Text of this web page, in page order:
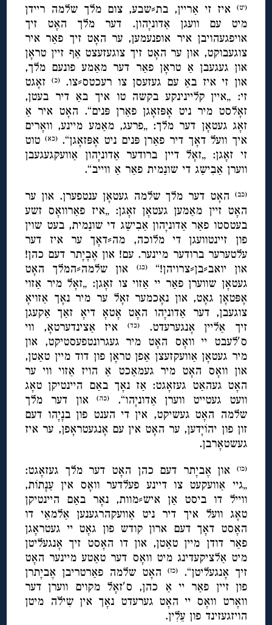
(יט)
איז זי אַריין, בת⸗שבע, צום מלך שלמה ריידן
מיט עם וועגן אַדוניָהון. דער מלך האָט זיך
אויפגעהויבן איר אופנעמען, ער האָט זיך פאַר איר
צוגעבוקט, און ער האָט זיך צוגעזעצט אַף זיין טראָן
און געגעבן אַ טראָן פאַר דער מאַמע פונעם מלך,
און זי איז באַ עם געזעסן צו רעכטס⸗צו.(כ)
זאָגט
זי: „איין קליינינקע בקשה טו איך באַ דיר בעטן,
זאָלסט מיר ניט אָפּזאָגן פאַרן פּנים“. האָט איר אַ
זאָג געטאָן דער מלך: „פרעג, מאַמע מיינע, וואָרים
איך וועל דאָך דיר פאַרן פּנים ניט אָפּזאָגן“.(כא) טוט
זי זאָגן: „זאָל דיין ברודער אַדוניָהון אַוועקגעגעבן
ווערן אַבִישַג די שונַמית פאַר אַ ווייב“.
(כב) האָט דער מלך שלמה געטאָן ענטפערן. און ער
האָט זיין מאַמען געטאָן זאָגן: „איז פאַרוואָס זשע
בעטסטו פאַר אַדוניָהון אַבִישַג די שונַמית, בעט שוין
פון זיינטוועגן די מלוכה, מה⸗דאָך ער איז דער
עלטערער ברודער מיינער. עם! און אֶבָיָתר דעם כהן!
און יואב⸗בן⸗צרויהן!“(כג)
און שלמה⸗המלך האָט
געטאָן שווערן פאַר יי אַזוי צו זאָגן: „זאָל מיר אַזוי
אָפּטאָן גאָט, און נאָכמער זאָל ער מיר נאָך אַזויאָ
צוגעבן, דער אַדוניָהו האָט אָטאָ דיאָ זאַך אַקעגן
זיך אַליין אָנגערעדט.
(כד)
איז אַצינדערטאָ, ווי
ס′לעבט יי וואָס האָט מיר געגרונטפעסטיקט, און
מיר געטאָן אַוועקזעצן אַפן טראָן פון דוד מיין טאַטן,
און וואָס האָט מיר געמאַכט אַ הויז אַזוי ווי ער
האָט געהאַט געזאָגט: אַז נאָך באַם היינטיקן טאָג
וועט געטייט ווערן אַדוניָהו“.
(כה)און דער מלך
שלמה האָט געשיקט, אין די הענט פון בנָיָהו דעם
זון פון יהוֹיָדען, ער האָט אין עם אָנגעטראָפן, ער איז
געשטאָרבן.
(כו)
און אֶביָתר דעם כהן האָט דער מלך געזאָגט:
„גיי אַוועקעט צו דיינע פעלדער וואָס אין עַנָתוֹת,
ווייל דו ביסט אַן איש⸗מוות, נאָר באַם היינטיקן
טאָג וועל איך דיר ניט אַוועקהרגענען אַלמאַי דו
האָסט דאָך דעם ארון קודש פון גאָט יי געטראָגן
פאַר דודן מיין טאַטן, און דו האָסט זיך אָנגעליטן
מיט אַלציקעדינג מיט וואָס דער טאַטע מיינער האָט
זיך אָנגעליטן“.(כז)
האָט שלמה פאַרטריבן אֶביָתרן
פון זיין פאַר יי אַ כהן, ס′זאָל מקוים ווערן דער
וואָרט וואָס יי האָט גערעדט נאָך אין שִילֹה מיטן
הויזגעזינד פון עֵלִין.